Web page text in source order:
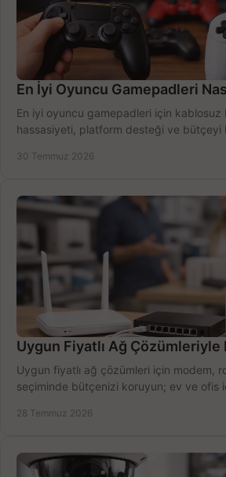
En İyi Oyuncu Gamepadleri
En iyi oyuncu gamepadleri için kablosuz
hassasiyeti, platform desteği ve bütçeyi
30 Temmuz 2026
Uygun Fiyatlı Ağ Çözümleriyle
Uygun fiyatlı ağ çözümleri için modem,
seçiminde bütçenizi koruyun; ev ve ofis
28 Temmuz 2026